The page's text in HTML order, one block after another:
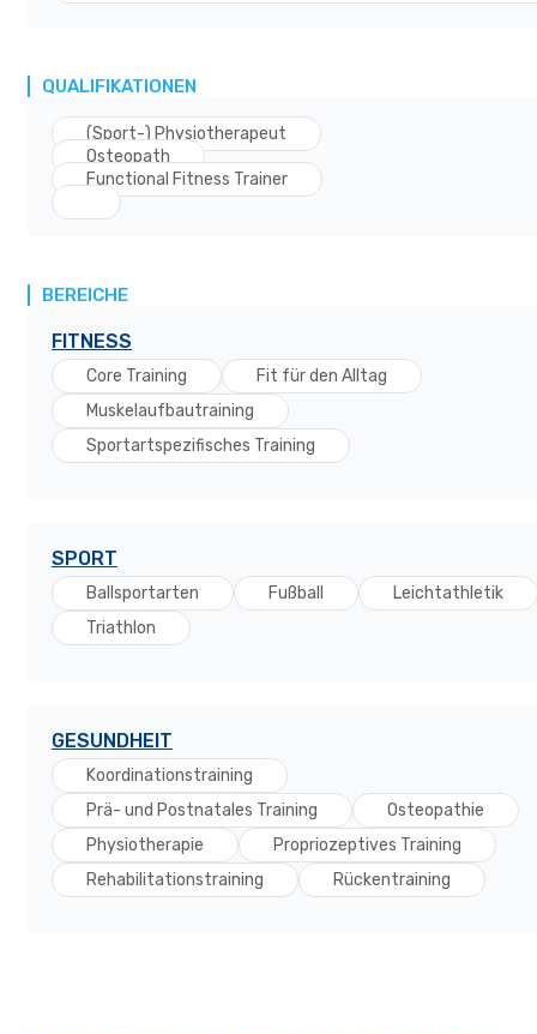
QUALIFIKATIONEN
(Sport-) Physiotherapeut
Osteopath
Functional Fitness Trainer
BEREICHE
FITNESS
Core Training
Fit für den Alltag
Muskelaufbautraining
Sportartspezifisches Training
SPORT
Ballsportarten Fußball
Leichtathletik
Triathlon
GESUNDHEIT
Koordinationstraining
Prä- und Postnatales Training
Osteopathie
Physiotherapie
Propriozeptives Training
Rehabilitationstraining
Rückentraining